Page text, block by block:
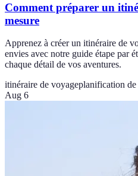
Comment préparer un
mesure
Apprenez à créer un itinéraire de
envies avec notre guide étape par
chaque détail de vos aventures.
itinéraire de voyageplanification
Aug 6